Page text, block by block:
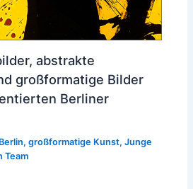
abstrakte
großformatige Bilder
Berliner
,großformatige Kunst,Junge
Team